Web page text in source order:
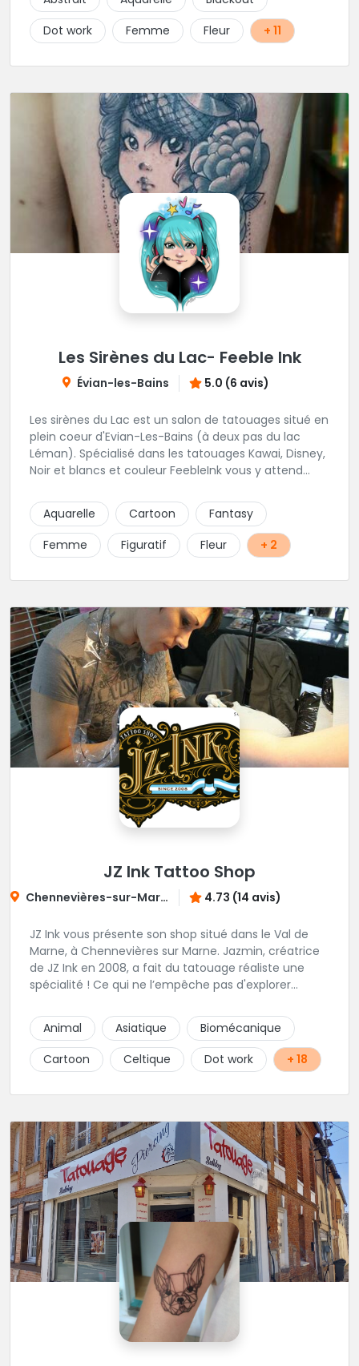
Tattoo pour les petits tattoos, lettrage, darkwork,
mangas et Réalisme. Les horaires stipulés sont les
horaires d'entrées libres.
Dot work
Femme Fleur + 11
Les Sirènes du Lac- Feeble Ink
Évian-les-Bains 5.0 (6 avis)
Les sirènes du Lac est un salon de tatouages situé en
plein coeur d'Evian-Les-Bains (à deux pas du lac
Léman). Spécialisé dans les tatouages Kawai, Disney,
Noir et blancs et couleur FeebleInk vous y attend
tatouages.
Aquarelle Cartoon
Fantasy
Femme
Figuratif Fleur + 2
JZ Ink Tattoo Shop
Chennevières-sur-Marne 4.73 (14 avis)
JZ Ink vous présente son shop situé dans le Val de
Marne, à Chennevières sur Marne. Jazmin, créatrice
de JZ Ink en 2008, a fait du tatouage réaliste une
spécialité ! Ce qui ne l’empêche pas d'explorer
finesse dans ses traits. A ses côtés, ses acolytes Otis
& Scylla sauront donner vie a vos projets
personnalisés et s'épanouissent dans un style
mêlant japonais, cartoon et illustrations. Sur place et
sympathique !
Animal Asiatique
Biomécanique
Cartoon
Celtique Dot work + 18